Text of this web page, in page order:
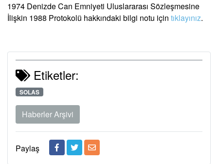
1974 Denizde Can Emniyeti Uluslararası Sözleşmesine
İlişkin 1988 Protokolü hakkındaki bilgi notu için tıklayınız.
Etiketler:
SOLAS
Haberler Arşivi
Paylaş